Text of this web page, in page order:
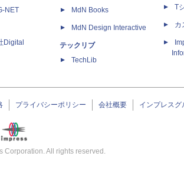
NET
Digital
MdN Books
MdN Design Interactive
テックリブ
TechLib
T
カ
プライバシーポリシー 会社概要 インプレスグ
Corporation. All rights reserved.